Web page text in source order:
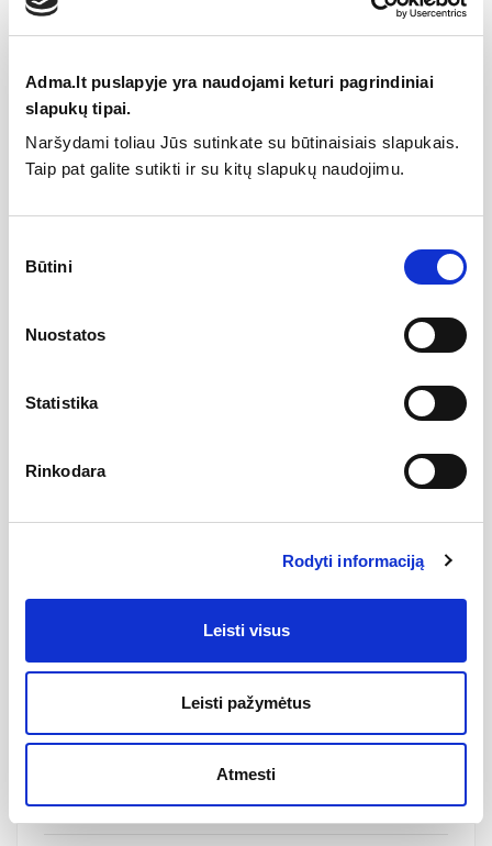
Adma.lt puslapyje yra naudojami keturi pagrindiniai
slapukų tipai.
Naršydami toliau Jūs sutinkate su būtinaisiais slapukais.
Taip pat galite sutikti ir su kitų slapukų naudojimu.
pasirinkimas
Būtini
Nuostatos
Statistika
Rinkodara
Rodyti informaciją
Leisti visus
Leisti pažymėtus
Atmesti
Jungtys
Serija Chrome
Medžiaga Metalas
Montavimo tipas Paslėptas
dizainas: termostatinis be jungiklio, potinkinis korpusas -
skirtas voniai/dušui, vieno išvado
tinka visoms vonioms ir dušo kabinomsRAVAK
vandens šildymui. Gaminiui prižiūrėti naudokite
Priedai
Parsisiųsti (810.69k)